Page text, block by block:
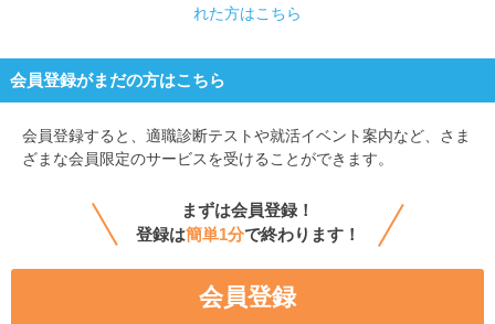
れた方はこちら
会員登録がまだの方はこちら
会員登録すると、 適職診断テストや就活イベント案内など、さま
ざまな会員限定のサービスを受けることができます。
まずは会員登録！
登録は簡単1分で終わります！
会員登録